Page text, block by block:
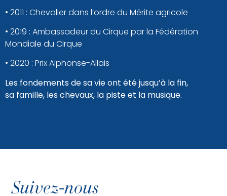
• 2011 : Chevalier dans l’ordre du Mérite agricole
• 2019 : Ambassadeur du Cirque par la Fédération
Mondiale du Cirque
• 2020 : Prix Alphonse-Allais
Les fondements de sa vie ont été jusqu’à la fin,
sa famille, les chevaux, la piste et la musique.
Suivez-nous